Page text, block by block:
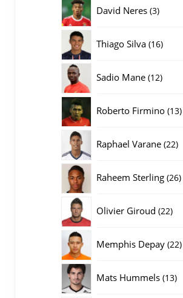
David Neres 33
Thiago Silva 1616
Sadio Mane 1212
Roberto Firmino 1313
Raphael Varane 2222
Raheem Sterling 2626
Olivier Giroud 2222
Memphis Depay 2222
Mats Hummels 1313